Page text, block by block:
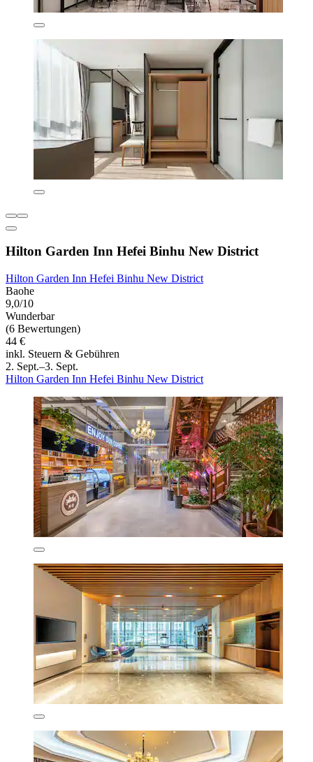
Hilton Garden Inn Hefei Binhu New District
Hilton Garden Inn Hefei Binhu New District
Baohe
9,0/10
Wunderbar
(6 Bewertungen)
44 €
inkl. Steuern & Gebühren
2. Sept.–3. Sept.
Hilton Garden Inn Hefei Binhu New District